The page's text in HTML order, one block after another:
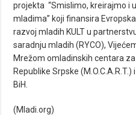
projekta “Smislimo, kreirajmo i
mladima” koji finansira
razvoj mladih KULT u
saradnju mladih (RYCO),
Mrežom omladinskih centara
Republike Srpske
BiH.
(Mladi.org)